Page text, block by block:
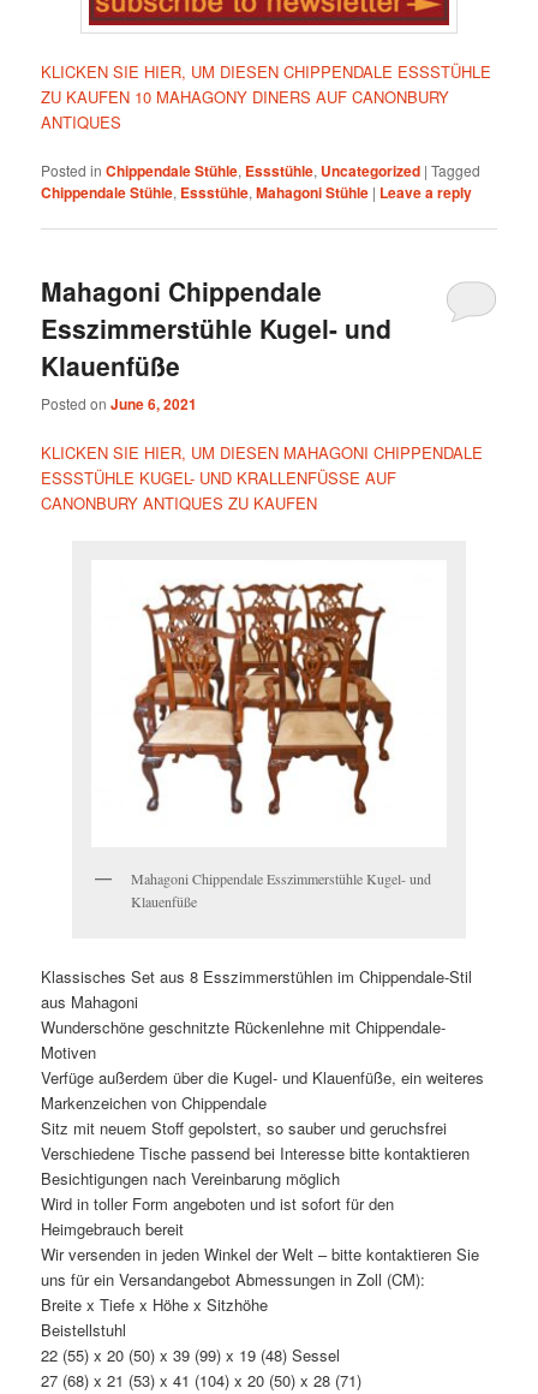
KLICKEN SIE HIER, UM DIESEN CHIPPENDALE ESSSTÜHLE
ZU KAUFEN 10 MAHAGONY DINERS AUF CANONBURY
ANTIQUES
Posted in Chippendale Stühle, Essstühle, Uncategorized |Tagged
Chippendale Stühle, Essstühle,Mahagoni Stühle | Leave a reply
Mahagoni Chippendale
Esszimmerstühle Kugel- und
Klauenfüße
Posted onJune 6, 2021
KLICKEN SIE HIER, UM DIESEN MAHAGONI CHIPPENDALE
ESSSTÜHLE KUGEL- UND KRALLENFÜSSE AUF
CANONBURY ANTIQUES ZU KAUFEN
Mahagoni Chippendale Esszimmerstühle Kugel- und
Klauenfüße
Klassisches Set aus 8 Esszimmerstühlen im Chippendale-Stil
aus Mahagoni
Wunderschöne geschnitzte Rückenlehne mit Chippendale-
Motiven
Verfüge außerdem über die Kugel- und Klauenfüße, ein weiteres
Markenzeichen von Chippendale
Sitz mit neuem Stoff gepolstert, so sauber und geruchsfrei
Verschiedene Tische passend bei Interesse bitte kontaktieren
Besichtigungen nach Vereinbarung möglich
Wird in toller Form angeboten und ist sofort für den
Heimgebrauch bereit
Wir versenden in jeden Winkel der Welt – bitte kontaktieren Sie
uns für ein Versandangebot Abmessungen in Zoll (CM):
Breite x Tiefe x Höhe x Sitzhöhe
Beistellstuhl
22 (55) x 20 (50) x 39 (99) x 19 (48) Sessel
27 (68) x 21 (53) x 41 (104) x 20 (50) x 28 (71)